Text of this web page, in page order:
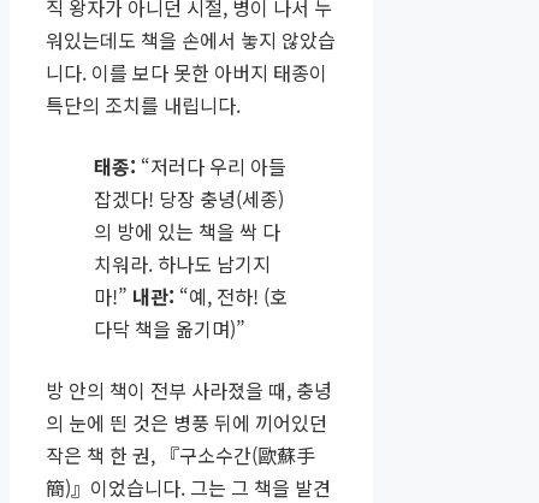
직 왕자가 아니던 시절, 병이 나서 누
워있는데도 책을 손에서 놓지 않았습
니다. 이를 보다 못한 아버지 태종이
특단의 조치를 내립니다.
태종: “저러다 우리 아들
잡겠다! 당장 충녕(세종)
의 방에 있는 책을 싹 다
치워라. 하나도 남기지
마!” 내관: “예, 전하! (호
다닥 책을 옮기며)”
방 안의 책이 전부 사라졌을 때, 충녕
의 눈에 띈 것은 병풍 뒤에 끼어있던
작은 책 한 권, 『구소수간(歐蘇手
簡)』이었습니다. 그는 그 책을 발견